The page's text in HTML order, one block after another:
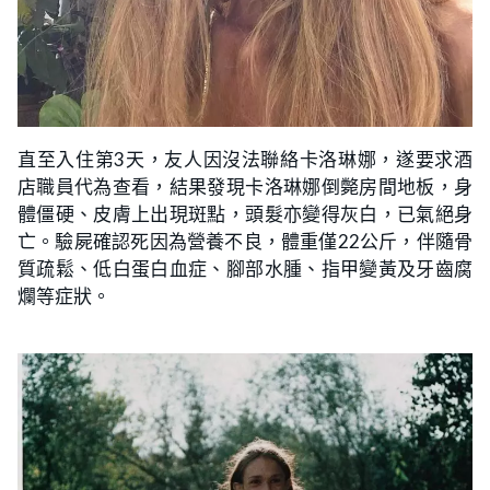
直至入住第3天，友人因沒法聯絡卡洛琳娜，遂要求酒
店職員代為查看，結果發現卡洛琳娜倒斃房間地板，身
體僵硬、皮膚上出現斑點，頭髮亦變得灰白，已氣絕身
亡。驗屍確認死因為營養不良，體重僅22公斤，伴隨骨
質疏鬆、低白蛋白血症、腳部水腫、指甲變黃及牙齒腐
爛等症狀。